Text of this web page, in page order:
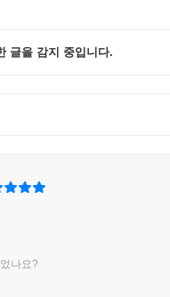
글을 감지 중입니다.
나요?